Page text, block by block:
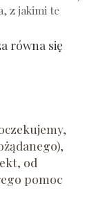
z jakimi te
równa się
od
pomoc